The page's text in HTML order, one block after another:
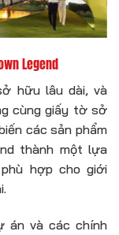
Legend
hữu lâu dài, và
cùng giấy tờ sở
các sản phẩm
thành một lựa
hợp cho giới
án và các chính